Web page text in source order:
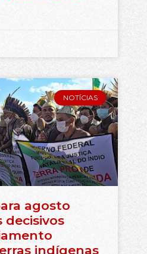
NOTÍCIAS
agosto
indígenas